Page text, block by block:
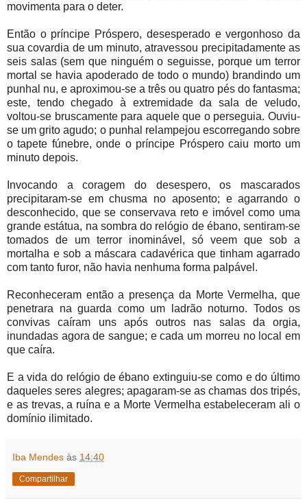
movimenta para o deter.
Então o príncipe Próspero, desesperado e vergonhoso da
sua covardia de um minuto, atravessou precipitadamente as
seis salas (sem que ninguém o seguisse, porque um terror
mortal se havia apoderado de todo o mundo) brandindo um
punhal nu, e aproximou-se a três ou quatro pés do fantasma;
este, tendo chegado à extremidade da sala de veludo,
voltou-se bruscamente para aquele que o perseguia. Ouviu-
se um grito agudo; o punhal relampejou escorregando sobre
o tapete fúnebre, onde o príncipe Próspero caiu morto um
minuto depois.
Invocando a coragem do desespero, os mascarados
precipitaram-se em chusma no aposento; e agarrando o
desconhecido, que se conservava reto e imóvel como uma
grande estátua, na sombra do relógio de ébano, sentiram-se
tomados de um terror inominável, só veem que sob a
mortalha e sob a máscara cadavérica que tinham agarrado
com tanto furor, não havia nenhuma forma palpável.
Reconheceram então a presença da Morte Vermelha, que
penetrara na guarda como um ladrão noturno. Todos os
convivas caíram uns após outros nas salas da orgia,
inundadas agora de sangue; e cada um morreu no local em
que caíra.
E a vida do relógio de ébano extinguiu-se como e do último
daqueles seres alegres; apagaram-se as chamas dos tripés,
e as trevas, a ruína e a Morte Vermelha estabeleceram ali o
domínio ilimitado.
Iba Mendes às 14:40
Compartilhar